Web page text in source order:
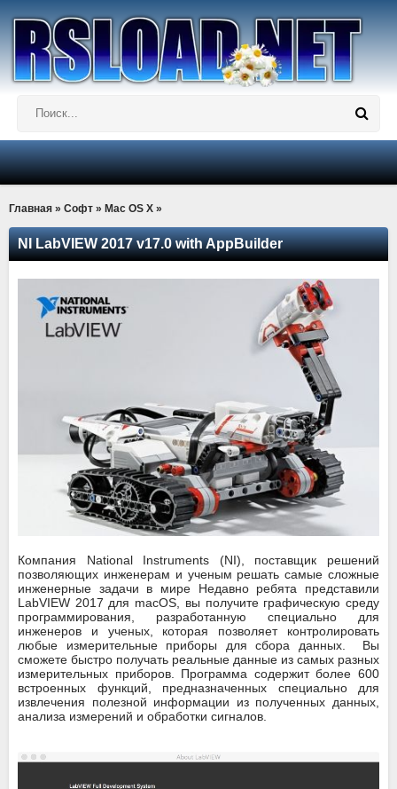
Главная » Софт » Mac OS X »
NI LabVIEW 2017 v17.0 with AppBuilder
Компания National Instruments (NI), поставщик решений
позволяющих инженерам и ученым решать самые сложные
инженерные задачи в мире Недавно ребята представили
LabVIEW 2017 для macOS, вы получите графическую среду
программирования, разработанную специально для
инженеров и ученых, которая позволяет контролировать
любые измерительные приборы для сбора данных.
Вы
сможете быстро получать реальные данные из самых разных
измерительных приборов. Программа содержит более 600
встроенных функций, предназначенных специально для
извлечения полезной информации из полученных данных,
анализа измерений и обработки сигналов.